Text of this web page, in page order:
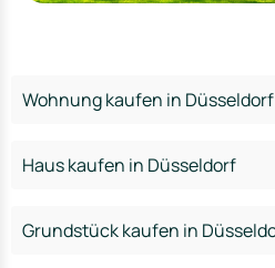
Wohnung kaufen in Düsseldorf
Haus kaufen in Düsseldorf
Grundstück kaufen in